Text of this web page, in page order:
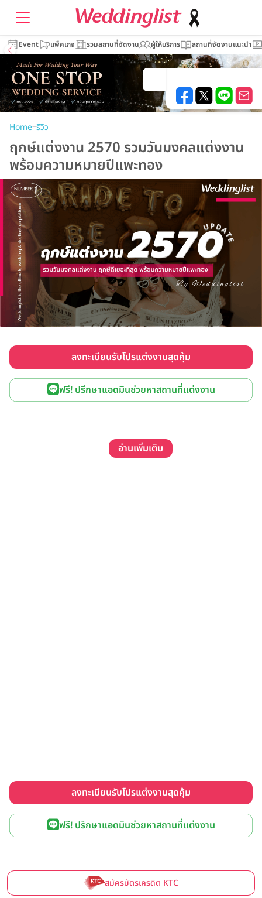
Event แพ็คเกจ รวมสถานที่จัดงาน ผู้ให้บริการ สถานที่จัดงานแนะนำ
Home–รีวิว
ฤกษ์แต่งงาน 2570 รวมวันมงคลแต่งงาน
พร้อมความหมายปีแพะทอง
ลงทะเบียนรับโปรแต่งงานสุดคุ้ม
ฟรี! ปรึกษาแอดมินช่วยหาสถานที่แต่งงาน
อ่านเพิ่มเติม
ลงทะเบียนรับโปรแต่งงานสุดคุ้ม
ฟรี! ปรึกษาแอดมินช่วยหาสถานที่แต่งงาน
สมัครบัตรเครดิต KTC